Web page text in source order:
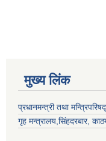
मुख्य लिंक
प्रधानमन्त्री तथा
गृह मन्त्रालय,सिंहदरबार,